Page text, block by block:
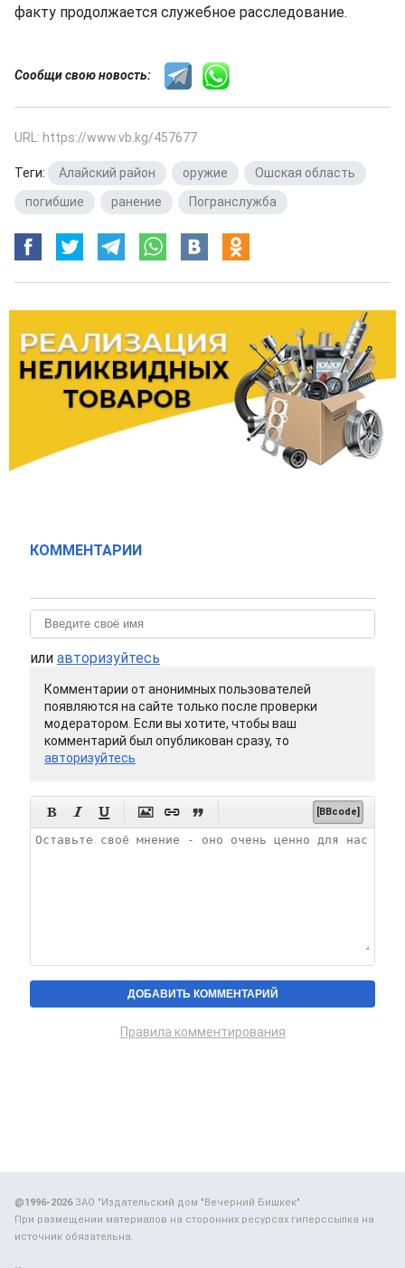
факту продолжается служебное расследование.
Сообщи свою новость:
URL: https://www.vb.kg/457677
Теги: Алайский район оружие Ошская область
погибшие
ранение Погранслужба
КОММЕНТАРИИ
или авторизуйтесь
Комментарии от анонимных пользователей
появляются на сайте только после проверки
модератором. Если вы хотите, чтобы ваш
комментарий был опубликован сразу, то
авторизуйтесь
      [BBcode]
Правила комментирования
@1996-2026ЗАО "Издательский дом "Вечерний Бишкек"
При размещении материалов на сторонних ресурсах гиперссылка на
источник обязательна.